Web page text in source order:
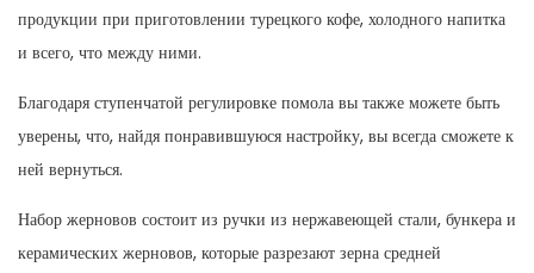
продукции при приготовлении турецкого кофе, холодного напитка
и всего, что между ними.
Благодаря ступенчатой ​​регулировке помола вы также можете быть
уверены, что, найдя понравившуюся настройку, вы всегда сможете к
ней вернуться.
Набор жерновов состоит из ручки из нержавеющей стали, бункера и
керамических жерновов, которые разрезают зерна средней